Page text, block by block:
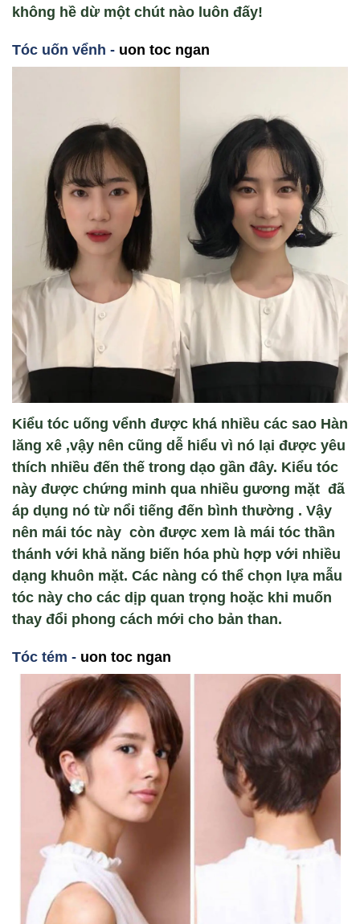
không hề dừ một chút nào luôn đấy!
Tóc uốn vểnh - uon toc ngan
Kiểu tóc uống vểnh được khá nhiều các sao Hàn
lăng xê ,vậy nên cũng dễ hiểu vì nó lại được yêu
thích nhiều đến thế trong dạo gần đây. Kiểu tóc
này được chứng minh qua nhiều gương mặt đã
áp dụng nó từ nổi tiếng đến bình thường . Vậy
nên mái tóc này còn được xem là mái tóc thần
thánh với khả năng biến hóa phù hợp với nhiều
dạng khuôn mặt. Các nàng có thể chọn lựa mẫu
tóc này cho các dịp quan trọng hoặc khi muốn
thay đổi phong cách mới cho bản than.
Tóc tém - uon toc ngan